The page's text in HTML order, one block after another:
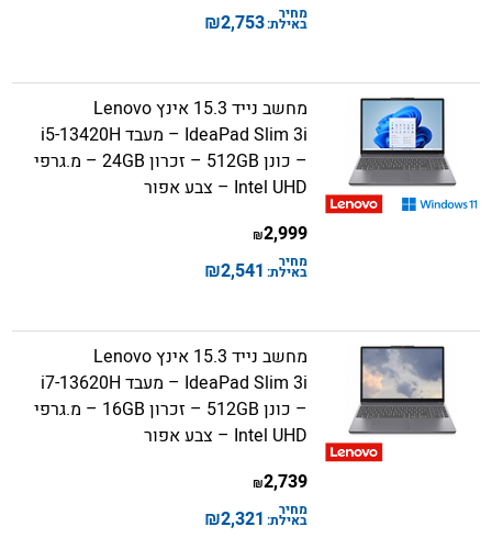
מחיר
באילת:2,753
₪
מחשב נייד 15.3 אינץ Lenovo
IdeaPad Slim 3i – מעבד i5-13420H
– כונן 512GB – זכרון 24GB – מ.גרפי
Intel UHD – צבע אפור
2,999
₪
מחיר
באילת: 2,541
₪
מחשב נייד 15.3 אינץ Lenovo
IdeaPad Slim 3i – מעבד i7-13620H
– כונן 512GB – זכרון 16GB – מ.גרפי
Intel UHD – צבע אפור
2,739
₪
מחיר
באילת: 2,321
₪